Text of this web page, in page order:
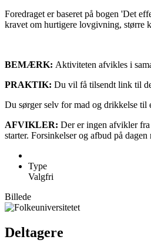
Foredraget er baseret på bogen 'Det
kravet om hurtigere lovgivning, større
BEMÆRK: Aktiviteten afvikles i
PRAKTIK: Du vil få tilsendt link til
Du sørger selv for mad og drikkelse til
AFVIKLER: Der er ingen afvikler
starter. Forsinkelser og afbud på
Type
Valgfri
Billede
Deltagere